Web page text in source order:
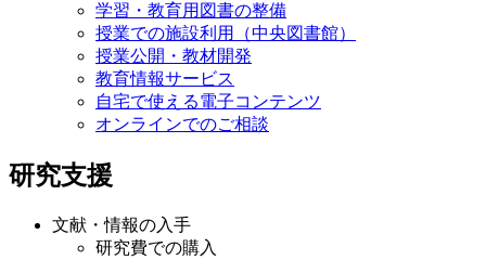
学習・教育用図書の整備
授業での施設利用（中央図書館）
授業公開・教材開発
教育情報サービス
自宅で使える電子コンテンツ
オンラインでのご相談
研究支援
文献・情報の入手
研究費での購入